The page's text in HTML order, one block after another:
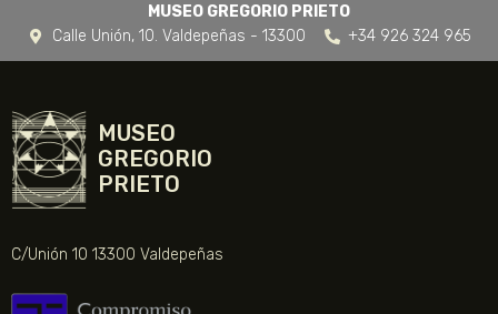
MUSEO GREGORIO PRIETO
Calle Unión, 10. Valdepeñas - 13300
+34 926 324 965
MUSEO
GREGORIO
PRIETO
C/Unión 10 13300 Valdepeñas